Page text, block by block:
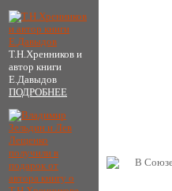
Т.Н.Хренников и
автор книги
Е.Давыдов
ПОДРОБНЕЕ